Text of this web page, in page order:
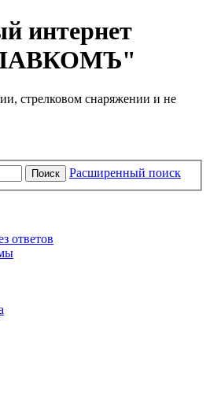
интернет
стрелковом снаряжении и не
Поиск Расширенный поиск
ответов